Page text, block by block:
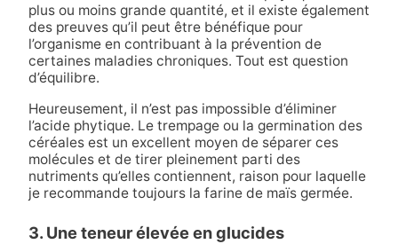
plus ou moins grande quantité, et il existe également
des preuves qu’il peut être bénéfique pour
l’organisme en contribuant à la prévention de
certaines maladies chroniques. Tout est question
d’équilibre.
Heureusement, il n’est pas impossible d’éliminer
l’acide phytique. Le trempage ou la germination des
céréales est un excellent moyen de séparer ces
molécules et de tirer pleinement parti des
nutriments qu’elles contiennent, raison pour laquelle
je recommande toujours la farine de maïs germée.
3. Une teneur élevée en glucides